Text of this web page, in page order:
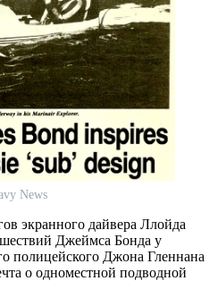
News
экранного дайвера Ллойда
Джеймса Бонда у
полицейского Джона Гленнана
о одноместной подводной